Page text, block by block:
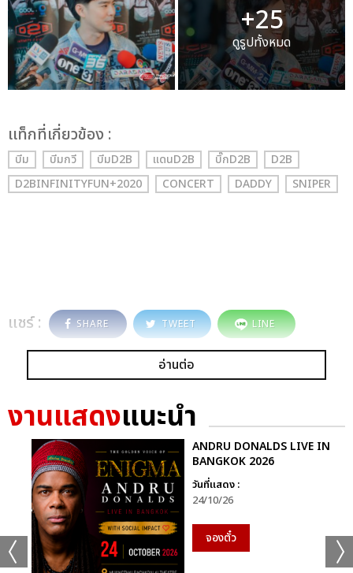
+25
ดูรูปทั้งหมด
เเท็กที่เกี่ยวข้อง :
บีม บีมกวี บีมD2B แดนD2B บิ๊กD2B
D2B
D2BINFINITYFUN+2020
CONCERT DADDY SNIPER
แชร์ : SHARE TWEET LINE
อ่านต่อ
งานแสดงแนะนำ
ANDRU DONALDS LIVE IN
BANGKOK 2026
วันที่แสดง :
24/10/26
จองตั๋ว